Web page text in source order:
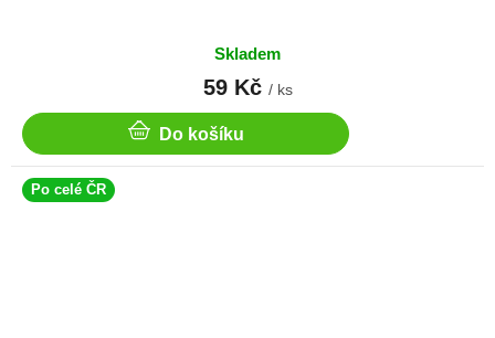
Skladem
59 Kč / ks
Do košíku
Po celé ČR